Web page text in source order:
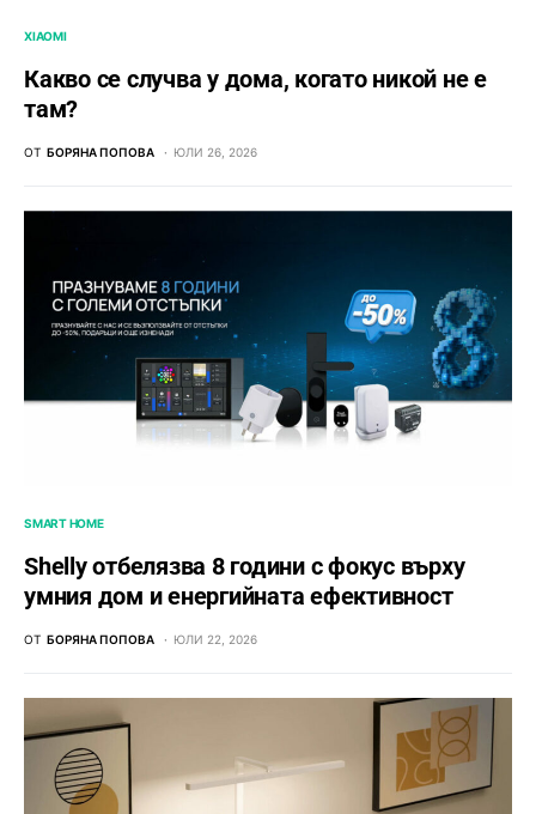
XIAOMI
Какво се случва у дома, когато никой не е
там?
ОТ БОРЯНА ПОПОВА ЮЛИ 26, 2026
SMART HOME
Shelly отбелязва 8 години с фокус върху
умния дом и енергийната ефективност
ОТ БОРЯНА ПОПОВА ЮЛИ 22, 2026